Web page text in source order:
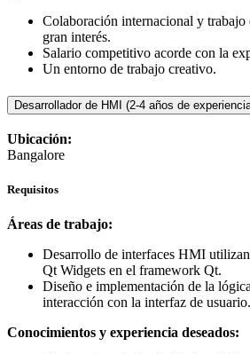
Colaboración internacional y trabajo
gran interés.
Salario competitivo acorde con la
Un entorno de trabajo creativo.
Desarrollador de HMI (2-4 años de
Ubicación:
Bangalore
Requisitos
Áreas de trabajo:
Desarrollo de interfaces HMI
Qt Widgets en el framework Qt.
Diseño e implementación de la
interacción con la interfaz de usuario.
Conocimientos y experiencia deseados: